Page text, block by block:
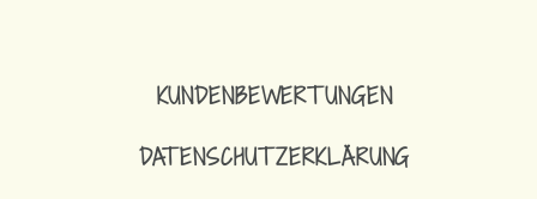
KUNDENBEWERTUNGEN
DATENSCHUTZERKLÄRUNG